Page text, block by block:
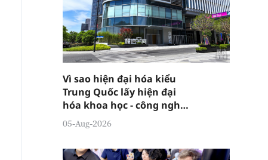
Vì sao hiện đại hóa kiểu
Trung Quốc lấy hiện đại
hóa khoa học - công nghệ
làm then chốt?
05-Aug-2026